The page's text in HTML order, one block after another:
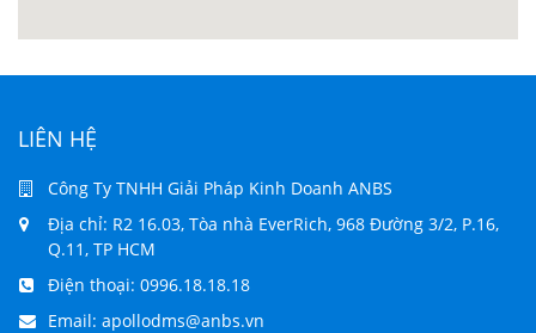
LIÊN HỆ
Công Ty TNHH Giải Pháp Kinh Doanh ANBS
Địa chỉ: R2 16.03, Tòa nhà EverRich, 968 Đường 3/2, P.16,
Q.11, TP HCM
Điện thoại: 0996.18.18.18
Email: apollodms@anbs.vn